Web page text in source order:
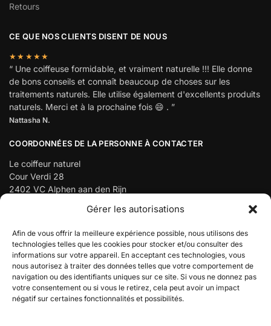
Gérer les autorisations
Afin de vous offrir la meilleure expérience possible, nous utilisons des
technologies telles que les cookies pour stocker et/ou consulter des
informations sur votre appareil. En acceptant ces technologies, vous
nous autorisez à traiter des données telles que votre comportement de
navigation ou des identifiants uniques sur ce site. Si vous ne donnez pas
votre consentement ou si vous le retirez, cela peut avoir un impact
négatif sur certaines fonctionnalités et possibilités.
Let op: Tijdens de vakantieperiode verzenden wij
Retours
CE QUE NOS CLIENTS DISENT DE NOUS
★★★★★
“ Une coiffeuse formidable, et vraiment naturelle !!! Elle donne
de bons conseils et connaît beaucoup de choses sur les
traitements naturels. Elle utilise également d'excellents produits
naturels. Merci et à la prochaine fois 😄 . ”
Nattasha N.
COORDONNÉES DE LA PERSONNE À CONTACTER
Le coiffeur naturel
Cour Verdi 28
2402 VC Alphen aan den Rijn
06-43432386
Numéro de la chambre de commerce : 65126653
Numéro de TVA : NL001911377B48
© Le coiffeur naturel